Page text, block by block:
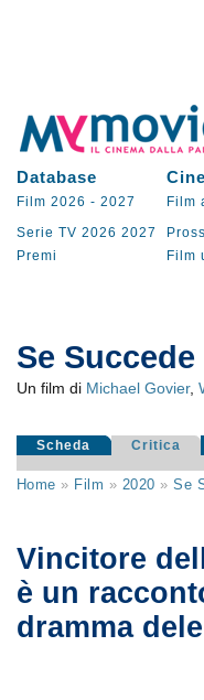
Database
Film 2026 - 2027 Film
Serie TV 2026 2027
Premi
Film
Se
Un film di Michael Govier,
Scheda Critica
Home » Film » 2020 »Se
Vincitore
è un
dramma